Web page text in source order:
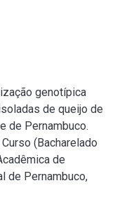
genotípica
de queijo de
de Pernambuco.
(Bacharelado
de
de Pernambuco,